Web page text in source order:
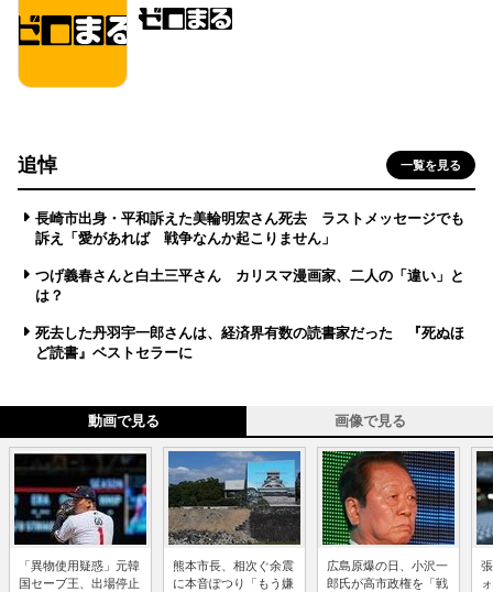
追悼 一覧を見る
長崎市出身・平和訴えた美輪明宏さん死去 ラストメッセージでも
訴え「愛があれば 戦争なんか起こりません」
つげ義春さんと白土三平さん カリスマ漫画家、二人の「違い」と
は？
死去した丹羽宇一郎さんは、経済界有数の読書家だった 『死ぬほ
ど読書』ベストセラーに
動画で見る 画像で見る
「異物使用疑惑」元韓
国セーブ王、出場停止
熊本市長、相次ぐ余震
に本音ぽつり「もう嫌
広島原爆の日、小沢一
郎氏が高市政権を「戦